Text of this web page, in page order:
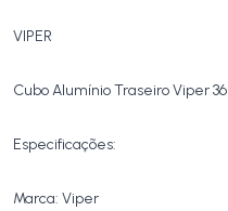
VIPER
Cubo Alumínio Traseiro Viper
Especificações:
Marca: Viper